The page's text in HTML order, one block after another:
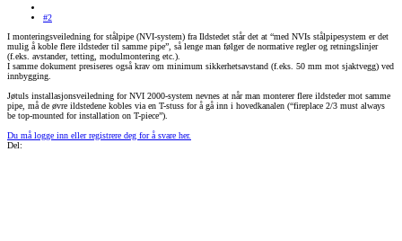
#2
I monteringsveiledning for stålpipe (NVI-system) fra Ildstedet står det at “med NVIs stålpipesystem er det
mulig å koble flere ildsteder til samme pipe”, så lenge man følger de normative regler og retningslinjer
(f.eks. avstander, tetting, modulmontering etc.).
I samme dokument presiseres også krav om minimum sikkerhetsavstand (f.eks. 50 mm mot sjaktvegg) ved
innbygging.
Jøtuls installasjonsveiledning for NVI 2000-system nevnes at når man monterer flere ildsteder mot samme
pipe, må de øvre ildstedene kobles via en T-stuss for å gå inn i hovedkanalen (“fireplace 2/3 must always
be top-mounted for installation on T-piece”).
Du må logge inn eller registrere deg for å svare her.
Del: